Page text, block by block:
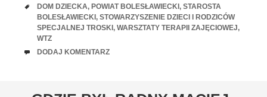
TAGI
DOM DZIECKA, POWIAT BOLESŁAWIECKI , STAROSTA
BOLESŁAWIECKI , STOWARZYSZENIE DZIECI I RODZICÓW
SPECJALNEJ TROSKI , WARSZTATY TERAPII ZAJĘCIOWEJ,
WTZ
UWAGI
DODAJ KOMENTARZ